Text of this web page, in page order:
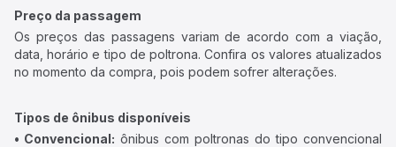
Preço da passagem
Os preços das passagens variam de acordo com a viação,
data, horário e tipo de poltrona. Confira os valores atualizados
no momento da compra, pois podem sofrer alterações.
Tipos de ônibus disponíveis
• Convencional: ônibus com poltronas do tipo convencional